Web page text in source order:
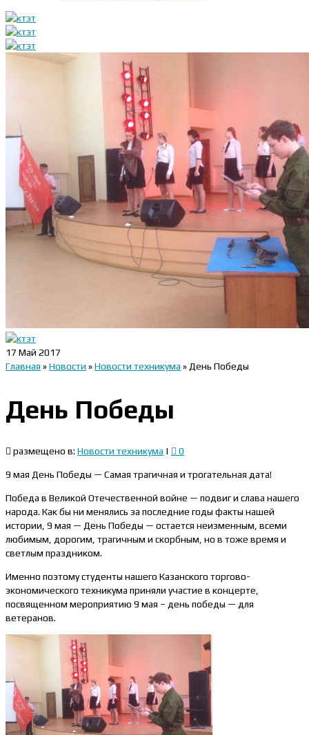
17 Май 2017
Главная »Новости »Новости техникума » День Победы
День Победы
размещено в: Новости техникума | 0
9 мая День Победы — Самая трагичная и трогательная дата!
Победа в Великой Отечественной войне — подвиг и слава нашего
народа. Как бы ни менялись за последние годы факты нашей
истории, 9 мая — День Победы — остается неизменным, всеми
любимым, дорогим, трагичным и скорбным, но в тоже время и
светлым праздником.
Именно поэтому студенты нашего Казанского торгово-
экономического техникума приняли участие в концерте,
посвященном мероприятию 9 мая – день победы — для
ветеранов.